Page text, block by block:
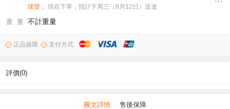
现货 ， 現在下單，預計下周三（8月12日）送達
重 量 不計重量
正品保障 支付方式
評價(0)
圖文詳情 售後保障